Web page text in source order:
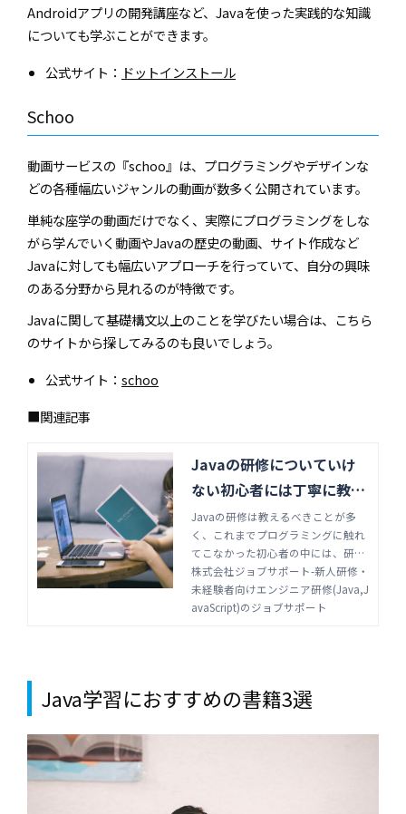
Androidアプリの開発講座など、Javaを使った実践的な知識
についても学ぶことができます。
公式サイト： ドットインストール
Schoo
動画サービスの『schoo』は、プログラミングやデザインな
どの各種幅広いジャンルの動画が数多く公開されています。
単純な座学の動画だけでなく、実際にプログラミングをしな
がら学んでいく動画やJavaの歴史の動画、サイト作成など
Javaに対しても幅広いアプローチを行っていて、自分の興味
のある分野から見れるのが特徴です。
Javaに関して基礎構文以上のことを学びたい場合は、こちら
のサイトから探してみるのも良いでしょう。
公式サイト： schoo
■関連記事
Javaの研修についていけ
ない初心者には丁寧に教え
る。その理由とは | 株式会
社ジョブサポート-新人研
修・未経験者向けエンジニ
ア研修(Java,JavaScript)
のジョブサポート
Javaの研修は教えるべきことが多
く、これまでプログラミングに触れ
てこなかった初心者の中には、研修
についていけず脱落する人もでてき
てしまいます。なぜ脱落してしまう
のか、その原因を知り、研修で脱落
株式会社ジョブサポート-新人研修・
未経験者向けエンジニア研修(Java,J
avaScript)のジョブサポート
Java学習におすすめの書籍3選